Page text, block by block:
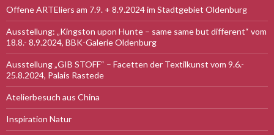
Offene ARTEliers am 7.9. + 8.9.2024 im Stadtgebiet Oldenburg
Ausstellung: „Kingston upon Hunte – same same but different“ vom
18.8.- 8.9.2024, BBK-Galerie Oldenburg
Ausstellung „GIB STOFF“ – Facetten der Textilkunst vom 9.6.-
25.8.2024, Palais Rastede
Atelierbesuch aus China
Inspiration Natur